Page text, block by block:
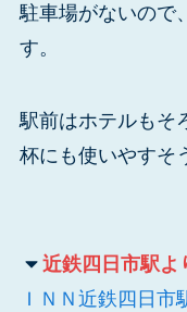
駐車場がないので
す。
駅前はホテルもそ
杯にも使いやすそ
近鉄四日市駅よ
ＩＮＮ近鉄四日市